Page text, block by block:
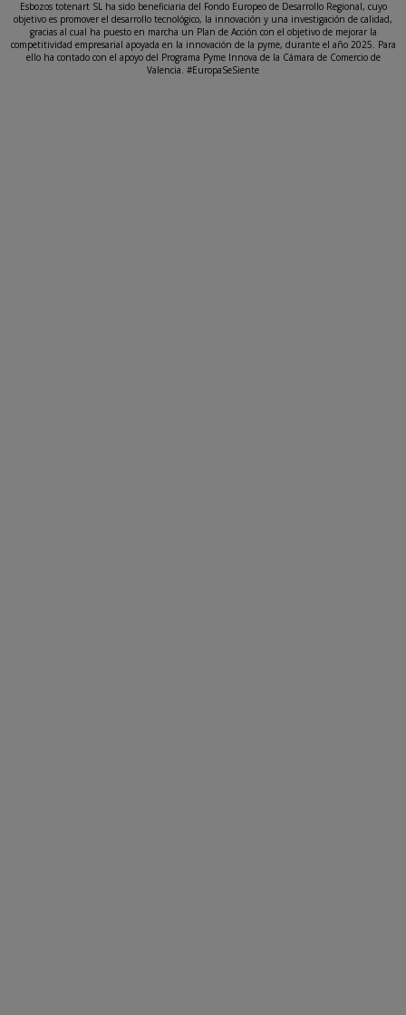
Esbozos totenart SL ha sido beneficiaria del Fondo Europeo de Desarrollo Regional, cuyo
objetivo es promover el desarrollo tecnológico, la innovación y una investigación de calidad,
gracias al cual ha puesto en marcha un Plan de Acción con el objetivo de mejorar la
competitividad empresarial apoyada en la innovación de la pyme, durante el año 2025. Para
ello ha contado con el apoyo del Programa Pyme Innova de la Cámara de Comercio de
Valencia. #EuropaSeSiente